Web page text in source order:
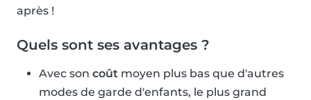
après !
Quels sont ses avantages ?
Avec son coût moyen plus bas que d'autres
modes de garde d'enfants, le plus grand